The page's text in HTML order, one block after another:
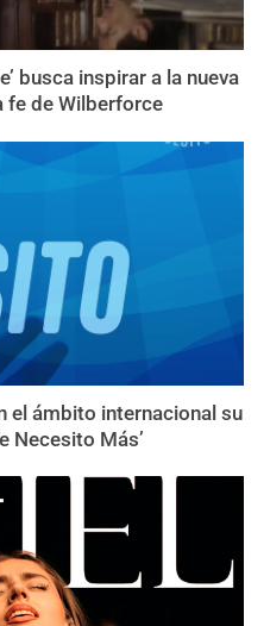
busca inspirar a la nueva
fe de Wilberforce
el ámbito internacional su
Necesito Más’